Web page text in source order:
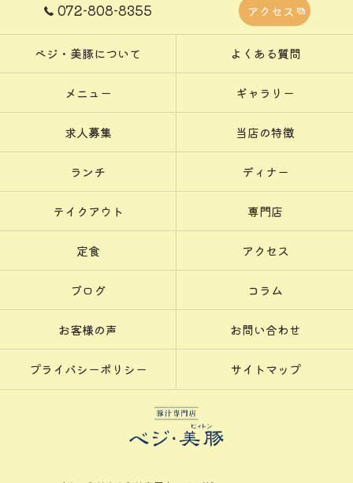
072-808-8355 アクセス
ベジ・美豚について よくある質問
メニュー ギャラリー
求人募集 当店の特徴
ランチ ディナー
テイクアウト 専門店
定食 アクセス
ブログ コラム
お客様の声 お問い合わせ
プライバシーポリシー サイトマップ